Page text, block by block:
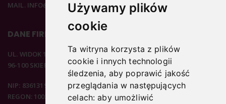
Używamy plików
cookie
Ta witryna korzysta z plików
cookie i innych technologii
śledzenia, aby poprawić jakość
przeglądania w następujących
celach:aby umożliwić
MAIL. INFO@PODOSTORE.PL
DANE FIRMOWE
UL. WIDOK 15B
96-100 SKIERNIEWICE
NIP: 8361319313
REGON: 100297020